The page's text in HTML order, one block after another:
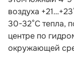
воздуха
30-32°С тепла,
центре по
окружающей